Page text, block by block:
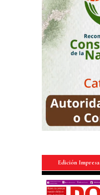
Edición Impresa